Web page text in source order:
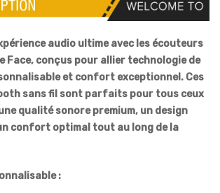
audio ultime avec les écouteurs
Face, conçus pour allier technologie de
et confort exceptionnel. Ces
sans fil sont parfaits pour tous ceux
qualité sonore premium, un design
confort optimal tout au long de la
: